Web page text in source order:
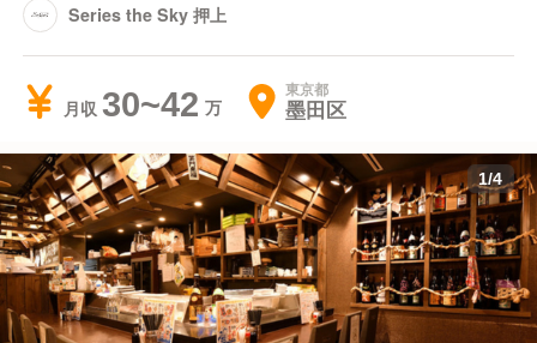
Series the Sky 押上
月収 30~42 東京都
墨田区
1/4